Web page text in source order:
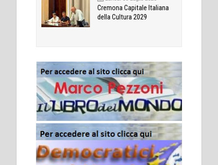
Cremona Capitale Italiana
della Cultura 2029